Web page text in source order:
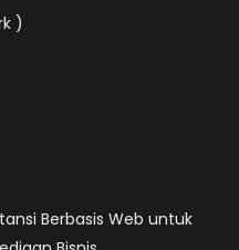
)
Berbasis Web untuk